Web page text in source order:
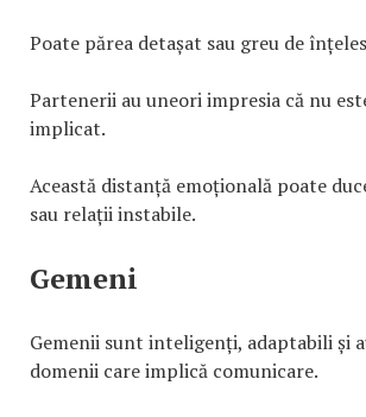
Poate părea detașat sau greu de
Partenerii au uneori impresia că nu
implicat.
Această distanță emoțională poate
sau relații instabile.
Gemeni
Gemenii sunt inteligenți, adaptabili și
domenii care implică comunicare.